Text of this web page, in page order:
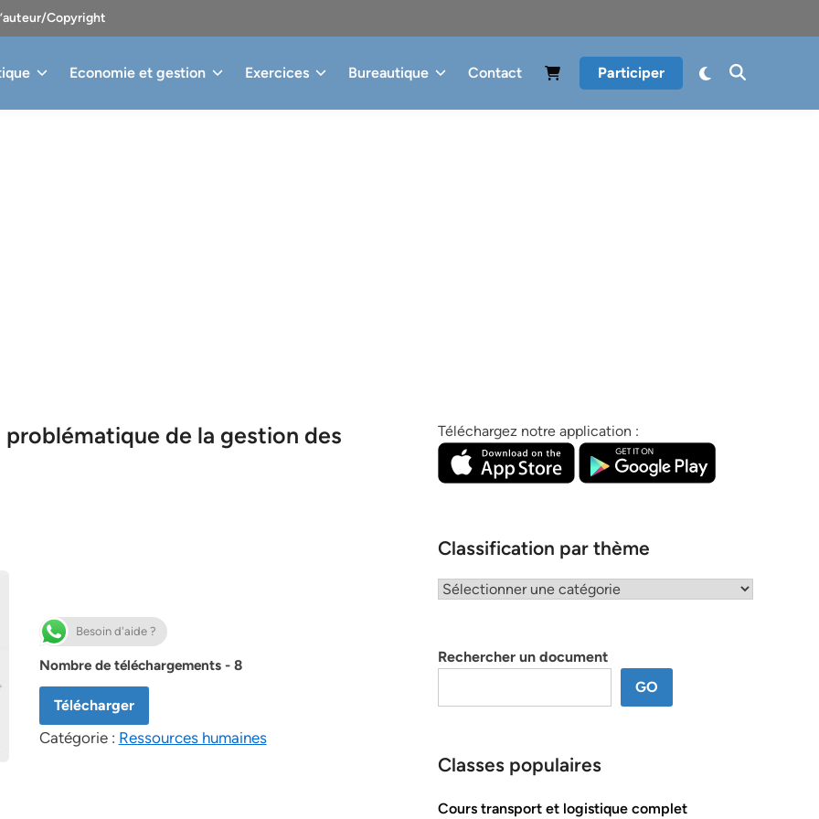
Copyright
Economie et gestion Exercices Bureautique Contact Participer
de la gestion des
Besoin d'aide ?
Nombre de téléchargements - 8
Télécharger
Catégorie : Ressources humaines
Téléchargez notre application :
Classification par thème
Classification
Rechercher un document
GO
Classes populaires
Cours transport et logistique complet